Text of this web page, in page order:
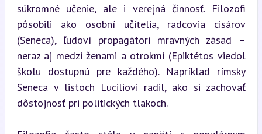
súkromné učenie, ale i verejná činnosť. Filozofi
pôsobili ako osobní učitelia, radcovia cisárov
(Seneca), ľudoví propagátori mravných zásad –
neraz aj medzi ženami a otrokmi (Epiktétos viedol
školu dostupnú pre každého). Napríklad rímsky
Seneca v listoch Luciliovi radil, ako si zachovať
dôstojnosť pri politických tlakoch.